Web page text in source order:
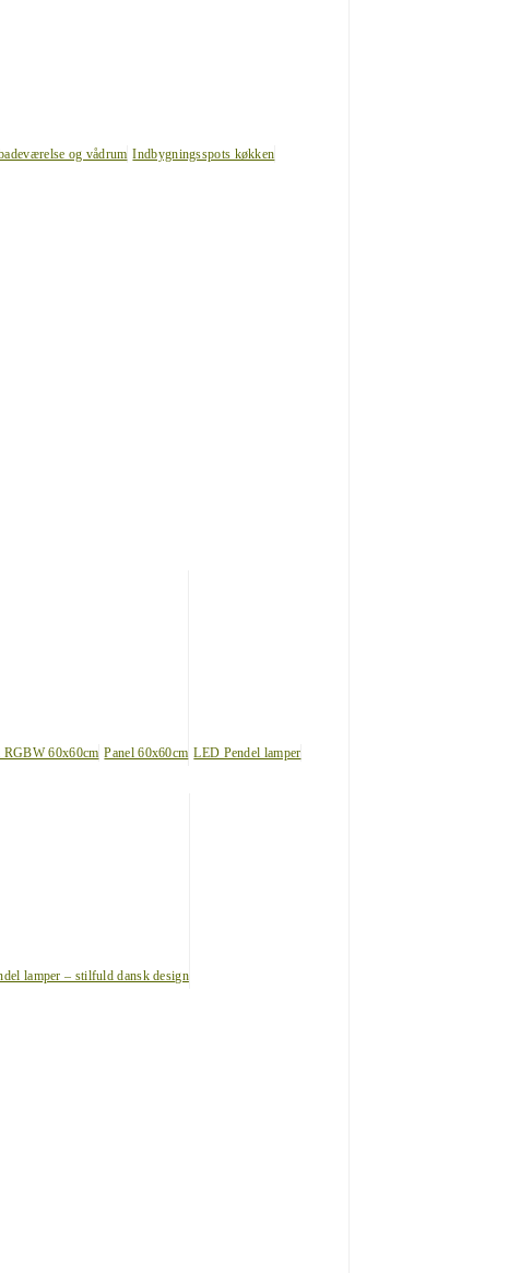
og vådrum Indbygningsspots køkken
RGBW 60x60cm Panel 60x60cm LED Pendel lamper
lamper – stilfuld dansk design